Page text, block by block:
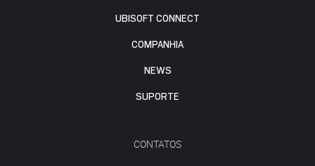
UBISOFT CONNECT
COMPANHIA
NEWS
SUPORTE
CONTATOS